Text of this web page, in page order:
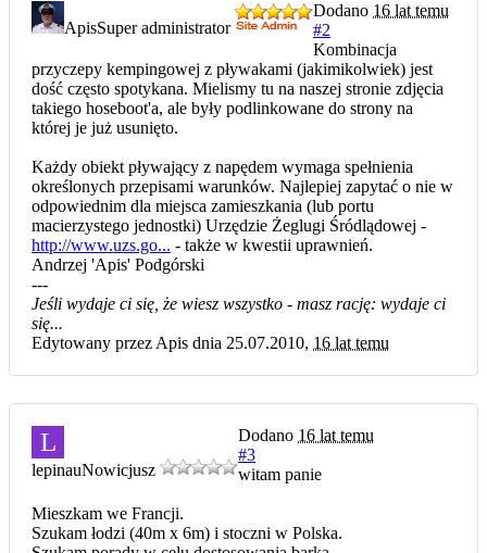
ApisSuper administrator
Dodano 16 lat temu
#2
Kombinacja
przyczepy kempingowej z pływakami (jakimikolwiek) jest
dość często spotykana. Mielismy tu na naszej stronie zdjęcia
takiego hoseboot'a, ale były podlinkowane do strony na
której je już usunięto.
Każdy obiekt pływający z napędem wymaga spełnienia
określonych przepisami warunków. Najlepiej zapytać o nie w
odpowiednim dla miejsca zamieszkania (lub portu
macierzystego jednostki) Urzędzie Żeglugi Śródlądowej -
http://www.uzs.go... - także w kwestii uprawnień.
Andrzej 'Apis' Podgórski
---
Jeśli wydaje ci się, że wiesz wszystko - masz rację: wydaje ci
się...
Edytowany przez Apis dnia 25.07.2010, 16 lat temu
L
lepinauNowicjusz
Dodano 16 lat temu
#3
witam panie
Mieszkam we Francji.
Szukam łodzi (40m x 6m) i stoczni w Polska.